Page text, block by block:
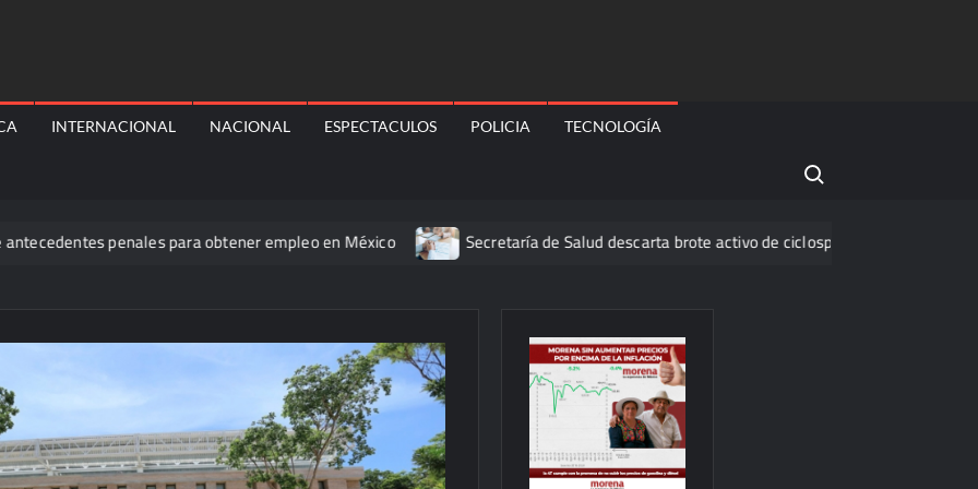
INTERNACIONAL NACIONAL ESPECTACULOS POLICIA TECNOLOGÍA
Search for:
penales para obtener empleo en México Secretaría de Salud descarta brote activo de ciclosporiasis en México y pide